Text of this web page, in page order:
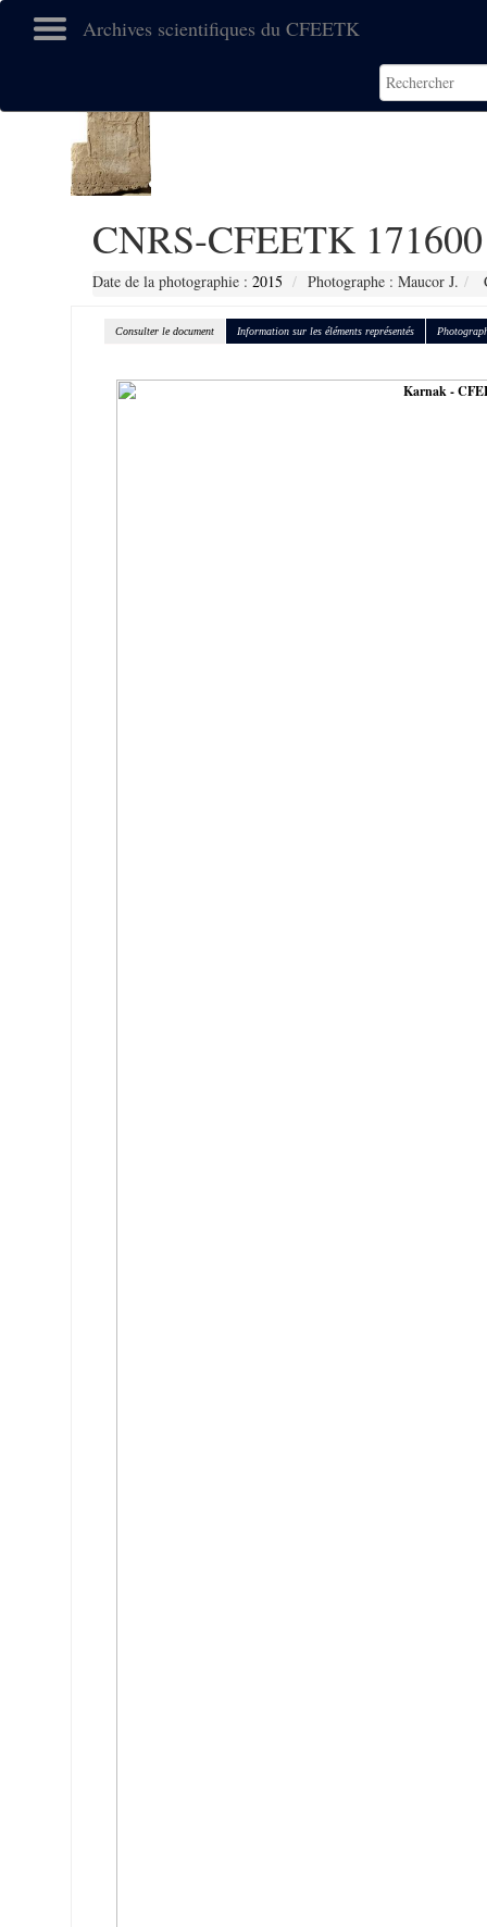
Archives scientifiques du CFEETK
CNRS-CFEETK 171600
Date de la photographie : 2015 Photographe : Maucor J.
Consulter le document Information sur les éléments représentés